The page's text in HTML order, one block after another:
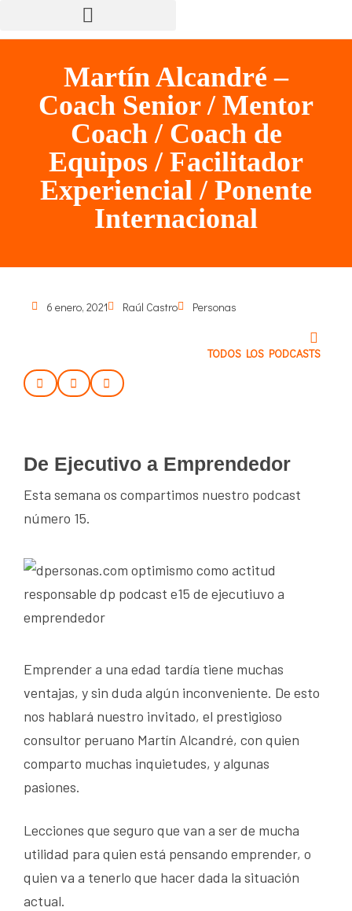
Martín Alcandré –
Coach Senior / Mentor
Coach / Coach de
Equipos / Facilitador
Experiencial / Ponente
Internacional
6 enero, 2021 Raúl Castro Personas
TODOS LOS PODCASTS
De Ejecutivo a Emprendedor
Esta semana os compartimos nuestro podcast
número 15.
Emprender a una edad tardía tiene muchas
ventajas, y sin duda algún inconveniente. De esto
nos hablará nuestro invitado, el prestigioso
consultor peruano Martín Alcandré, con quien
comparto muchas inquietudes, y algunas
pasiones.
Lecciones que seguro que van a ser de mucha
utilidad para quien está pensando emprender, o
quien va a tenerlo que hacer dada la situación
actual.